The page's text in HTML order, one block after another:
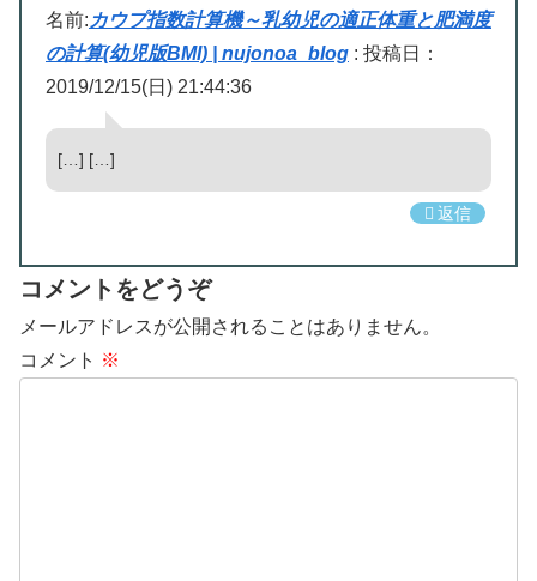
名前: カウプ指数計算機～乳幼児の適正体重と肥満度
の計算(幼児版BMI) | nujonoa_blog : 投稿日：
2019/12/15(日) 21:44:36
[…] […]
返信
コメントをどうぞ
メールアドレスが公開されることはありません。
コメント ※